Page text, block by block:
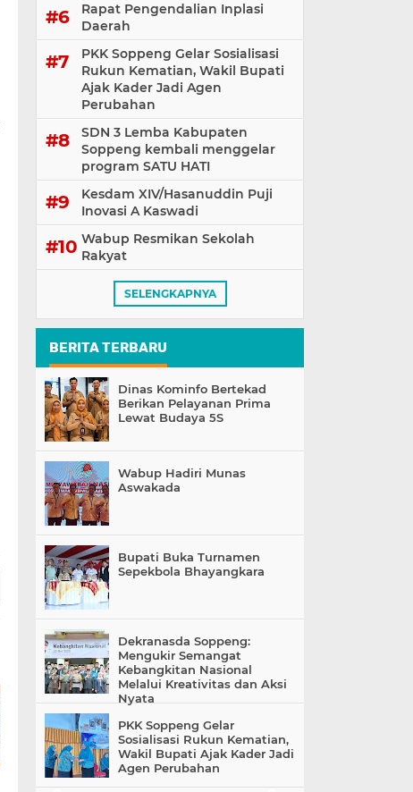
Rapat Pengendalian Inplasi
Daerah
PKK Soppeng Gelar Sosialisasi
Rukun Kematian, Wakil Bupati
Ajak Kader Jadi Agen
Perubahan
SDN 3 Lemba Kabupaten
Soppeng kembali menggelar
program SATU HATI
Kesdam XIV/Hasanuddin Puji
Inovasi A Kaswadi
Wabup Resmikan Sekolah
Rakyat
SELENGKAPNYA
BERITA TERBARU
Dinas Kominfo Bertekad
Berikan Pelayanan Prima
Lewat Budaya 5S
Wabup Hadiri Munas
Aswakada
Bupati Buka Turnamen
Sepekbola Bhayangkara
Dekranasda Soppeng:
Mengukir Semangat
Kebangkitan Nasional
Melalui Kreativitas dan Aksi
Nyata
PKK Soppeng Gelar
Sosialisasi Rukun Kematian,
Wakil Bupati Ajak Kader Jadi
Agen Perubahan